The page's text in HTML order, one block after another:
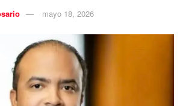
mayo 18, 2026